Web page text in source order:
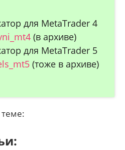
для MetaTrader 4
(в архиве)
для MetaTrader 5
(тоже в архиве)